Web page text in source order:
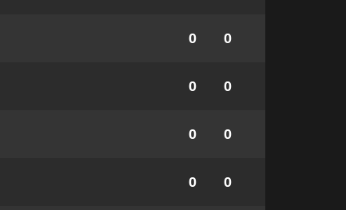
0 0
0 0
0 0
0 0